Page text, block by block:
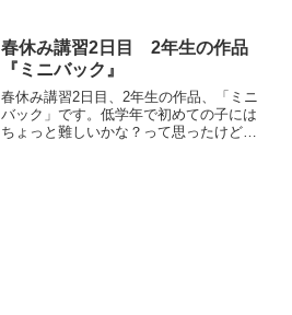
「ハンカチ」(写真撮り...
春休み講習2日目 2年生の作品
『ミニバック』
春休み講習2日目、2年生の作品、「ミニ
バック」です。低学年で初めての子には
ちょっと難しいかな？って思ったけど、